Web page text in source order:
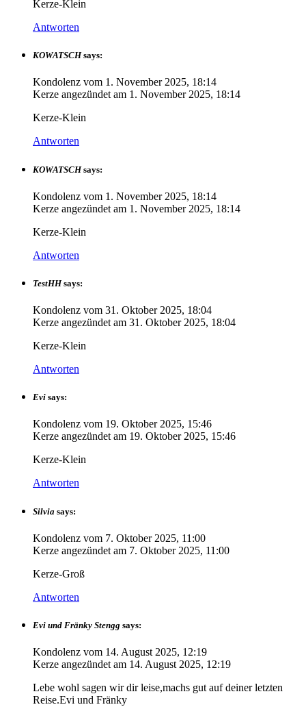
Kerze-Klein
Antworten
KOWATSCH says:
Kondolenz vom 1. November 2025, 18:14
Kerze angezündet am 1. November 2025, 18:14
Kerze-Klein
Antworten
KOWATSCH says:
Kondolenz vom 1. November 2025, 18:14
Kerze angezündet am 1. November 2025, 18:14
Kerze-Klein
Antworten
TestHH says:
Kondolenz vom 31. Oktober 2025, 18:04
Kerze angezündet am 31. Oktober 2025, 18:04
Kerze-Klein
Antworten
Evi says:
Kondolenz vom 19. Oktober 2025, 15:46
Kerze angezündet am 19. Oktober 2025, 15:46
Kerze-Klein
Antworten
Silvia says:
Kondolenz vom 7. Oktober 2025, 11:00
Kerze angezündet am 7. Oktober 2025, 11:00
Kerze-Groß
Antworten
Evi und Fränky Stengg says:
Kondolenz vom 14. August 2025, 12:19
Kerze angezündet am 14. August 2025, 12:19
Lebe wohl sagen wir dir leise,machs gut auf deiner letzten
Reise.Evi und Fränky